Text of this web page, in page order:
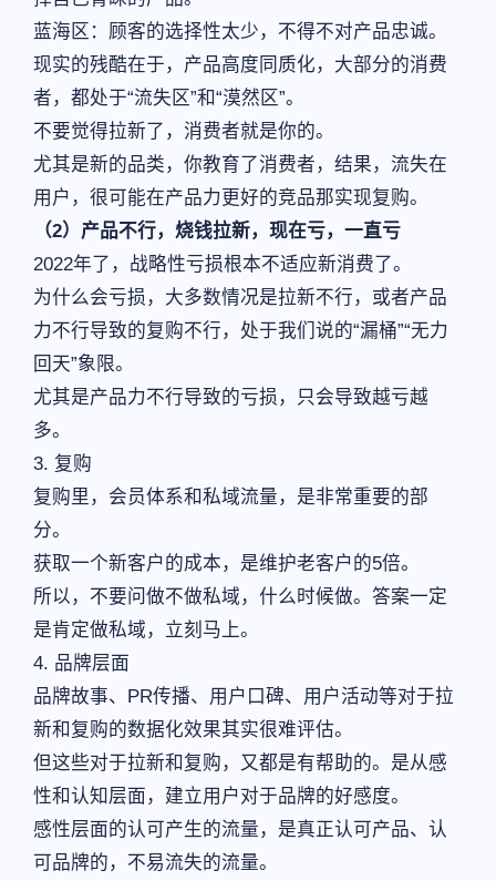
蓝海区：顾客的选择性太少，不得不对产品忠诚。
现实的残酷在于，产品高度同质化，大部分的消费
者，都处于“流失区”和“漠然区”。
不要觉得拉新了，消费者就是你的。
尤其是新的品类，你教育了消费者，结果，流失在
用户，很可能在产品力更好的竞品那实现复购。
（2）产品不行，烧钱拉新，现在亏，一直亏
2022年了，战略性亏损根本不适应新消费了。
为什么会亏损，大多数情况是拉新不行，或者产品
力不行导致的复购不行，处于我们说的“漏桶”“无力
回天”象限。
尤其是产品力不行导致的亏损，只会导致越亏越
多。
3. 复购
复购里，会员体系和私域流量，是非常重要的部
分。
获取一个新客户的成本，是维护老客户的5倍。
所以，不要问做不做私域，什么时候做。答案一定
是肯定做私域，立刻马上。
4. 品牌层面
品牌故事、PR传播、用户口碑、用户活动等对于拉
新和复购的数据化效果其实很难评估。
但这些对于拉新和复购，又都是有帮助的。是从感
性和认知层面，建立用户对于品牌的好感度。
感性层面的认可产生的流量，是真正认可产品、认
可品牌的，不易流失的流量。